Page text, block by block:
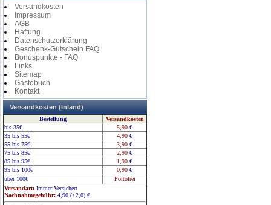
Versandkosten
Impressum
AGB
Haftung
Datenschutzerklärung
Geschenk-Gutschein FAQ
Bonuspunkte - FAQ
Links
Sitemap
Gästebuch
Kontakt
Versandkosten (Inland)
Bestellung
Versandkosten
bis 35€
5,90 €
35 bis 55€
4,90 €
55 bis 75€
3,90 €
75 bis 85€
2,90 €
85 bis 95€
1,90 €
95 bis 100€
0,90 €
über 100€
Portofrei
Versandart: Immer Versichert
Nachnahmegebühr: 4,90 (+2,0) €